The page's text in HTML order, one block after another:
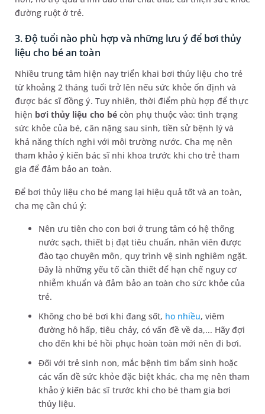
đường ruột ở trẻ.
3. Độ tuổi nào phù hợp và những lưu ý để bơi thủy
liệu cho bé an toàn
Nhiều trung tâm hiện nay triển khai bơi thủy liệu cho trẻ
từ khoảng 2 tháng tuổi trở lên nếu sức khỏe ổn định và
được bác sĩ đồng ý. Tuy nhiên, thời điểm phù hợp để thực
hiện bơi thủy liệu cho bécòn phụ thuộc vào: tình trạng
sức khỏe của bé, cân nặng sau sinh, tiền sử bệnh lý và
khả năng thích nghi với môi trường nước. Cha mẹ nên
tham khảo ý kiến bác sĩ nhi khoa trước khi cho trẻ tham
gia để đảm bảo an toàn.
Để bơi thủy liệu cho bé mang lại hiệu quả tốt và an toàn,
cha mẹ cần chú ý:
Nên ưu tiên cho con bơi ở trung tâm có hệ thống
nước sạch, thiết bị đạt tiêu chuẩn, nhân viên được
đào tạo chuyên môn, quy trình vệ sinh nghiêm ngặt.
Đây là những yếu tố cần thiết để hạn chế nguy cơ
nhiễm khuẩn và đảm bảo an toàn cho sức khỏe của
trẻ.
Không cho bé bơi khi đang sốt, ho nhiều, viêm
đường hô hấp, tiêu chảy, có vấn đề về da,... Hãy đợi
cho đến khi bé hồi phục hoàn toàn mới nên đi bơi.
Đối với trẻ sinh non, mắc bệnh tim bẩm sinh hoặc
các vấn đề sức khỏe đặc biệt khác, cha mẹ nên tham
khảo ý kiến bác sĩ trước khi cho bé tham gia bơi
thủy liệu.